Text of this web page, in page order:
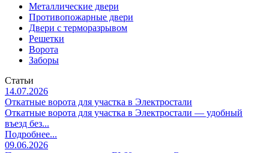
Металлические двери
Противопожарные двери
Двери с терморазрывом
Решетки
Ворота
Заборы
Статьи
14.07.2026
Откатные ворота для участка в Электростали
Откатные ворота для участка в Электростали — удобный
въезд без...
Подробнее...
09.06.2026